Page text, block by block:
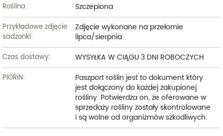
Roślina : Szczepiona
Przykładowe zdjęcie
sadzonki:
Zdjęcie wykonane na przełomie
lipca/sierpnia
Czas dostawy: WYSYŁKA W CIĄGU 3 DNI ROBOCZYCH
PIORiN:
Paszport roślin jest to dokument który
jest dołączony do każdej zakupionej
rośliny. Potwierdza on, że oferowane w
sprzedaży rośliny zostały skontrolowane
i są wolne od organizmów szkodliwych.